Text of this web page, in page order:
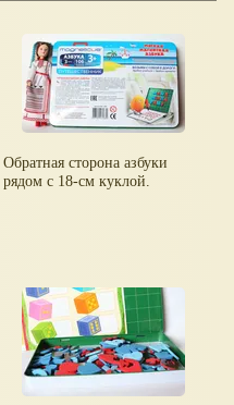
Обратная сторона азбуки
рядом с 18-см куклой.